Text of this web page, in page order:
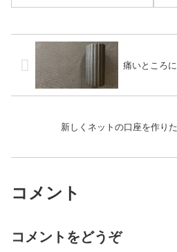
ら
痛いところ
新しくネットの口座を作り
コメント
コメントをどうぞ